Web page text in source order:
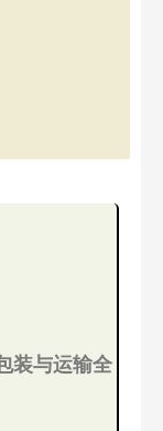
装与运输全